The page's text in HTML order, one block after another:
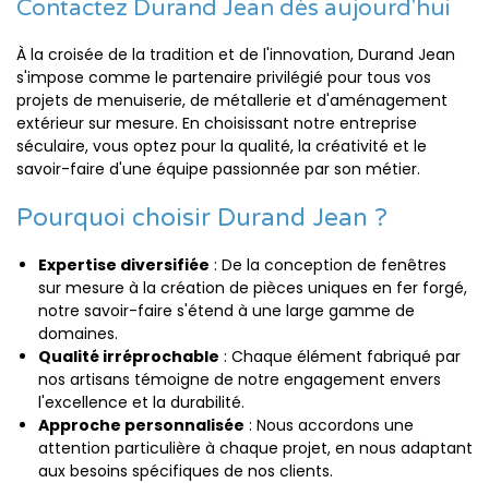
Contactez Durand Jean dès aujourd'hui
À la croisée de la tradition et de l'innovation, Durand Jean
s'impose comme le partenaire privilégié pour tous vos
projets de menuiserie, de métallerie et d'aménagement
extérieur sur mesure. En choisissant notre entreprise
séculaire, vous optez pour la qualité, la créativité et le
savoir-faire d'une équipe passionnée par son métier.
Pourquoi choisir Durand Jean ?
Expertise diversifiée : De la conception de fenêtres
sur mesure à la création de pièces uniques en fer forgé,
notre savoir-faire s'étend à une large gamme de
domaines.
Qualité irréprochable : Chaque élément fabriqué par
nos artisans témoigne de notre engagement envers
l'excellence et la durabilité.
Approche personnalisée : Nous accordons une
attention particulière à chaque projet, en nous adaptant
aux besoins spécifiques de nos clients.